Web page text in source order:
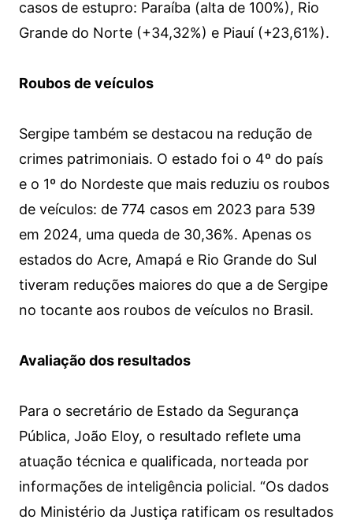
casos de estupro: Paraíba (alta de 100%), Rio
Grande do Norte (+34,32%) e Piauí (+23,61%).
Roubos de veículos
Sergipe também se destacou na redução de
crimes patrimoniais. O estado foi o 4º do país
e o 1º do Nordeste que mais reduziu os roubos
de veículos: de 774 casos em 2023 para 539
em 2024, uma queda de 30,36%. Apenas os
estados do Acre, Amapá e Rio Grande do Sul
tiveram reduções maiores do que a de Sergipe
no tocante aos roubos de veículos no Brasil.
Avaliação dos resultados
Para o secretário de Estado da Segurança
Pública, João Eloy, o resultado reflete uma
atuação técnica e qualificada, norteada por
informações de inteligência policial. “Os dados
do Ministério da Justiça ratificam os resultados